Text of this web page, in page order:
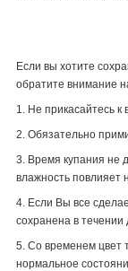
Если вы хотите
обратите внимание
1. Не прикасайтесь к
2. Обязательно
3. Время купания не
влажность повлияет
4. Если Вы все
сохранена в
5. Со временем цвет
нормальное